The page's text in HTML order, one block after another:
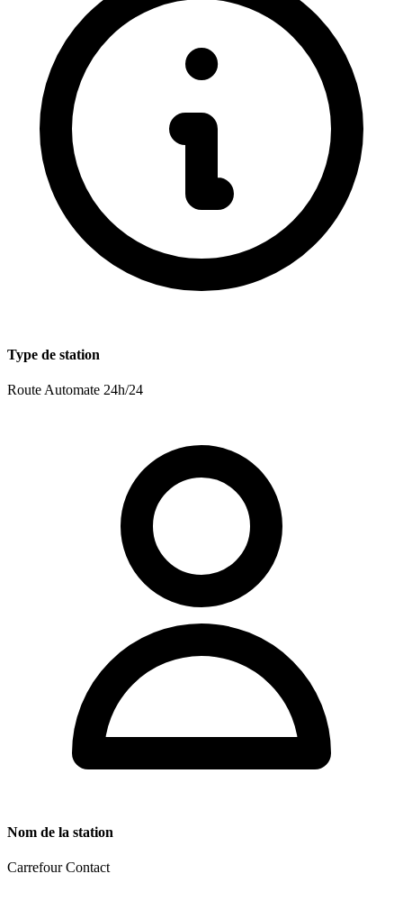
Type de station
Route Automate 24h/24
Nom de la station
Carrefour Contact